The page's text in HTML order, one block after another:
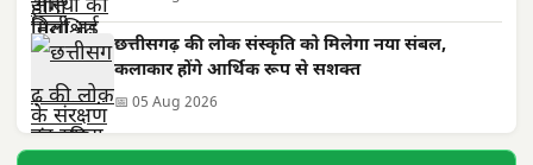
छत्तीसगढ़ की लोक संस्कृति को मिलेगा नया संबल,
कलाकार होंगे आर्थिक रूप से सशक्त
📅 05 Aug 2026